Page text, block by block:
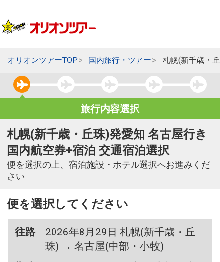
オリオンツアーTOP 国内旅行・ツアー 札幌(新千歳・
旅行内容選択
札幌(新千歳・丘珠)発愛知 名古屋行き
国内航空券+宿泊 交通宿泊選択
便を選択の上、宿泊施設・ホテル選択へお進みくだ
さい
便を選択してください
往路
2026年8月29日 札幌(新千歳・丘
珠) → 名古屋(中部・小牧)